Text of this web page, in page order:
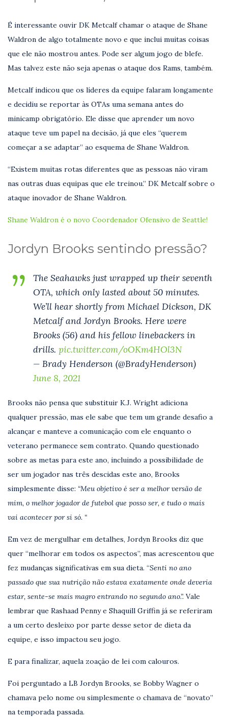
É interessante ouvir DK Metcalf chamar o ataque de Shane
Waldron de algo totalmente novo e que inclui muitas coisas
que ele não mostrou antes. Pode ser algum jogo de blefe.
Mas talvez este não seja apenas o ataque dos Rams, também.
Metcalf indicou que os líderes da equipe falaram longamente
e decidiu se reportar às OTAs uma semana antes do
minicamp obrigatório. Ele disse que aprender um novo
ataque teve um papel na decisão, já que eles “querem
começar a se adaptar” ao esquema de Shane Waldron.
“Existem muitas rotas diferentes que as pessoas não viram
nas outras duas equipas que ele treinou.” DK Metcalf sobre o
ataque inovador de Shane Waldron.
Shane Waldron é o novo Coordenador Ofensivo de Seattle!
Jordyn Brooks sentindo pressão?
The Seahawks just wrapped up their seventh
OTA, which only lasted about 50 minutes.
We’ll hear shortly from Michael Dickson, DK
Metcalf and Jordyn Brooks. Here were
Brooks (56) and his fellow linebackers in
drills. pic.twitter.com/oOKm4HOl3N
— Brady Henderson (@BradyHenderson)
June 8, 2021
Brooks não pensa que substituir K.J. Wright adiciona
qualquer pressão, mas ele sabe que tem um grande desafio a
alcançar e manteve a comunicação com ele enquanto o
veterano permanece sem contrato. Quando questionado
sobre as metas para este ano, incluindo a possibilidade de
ser um jogador nas três descidas este ano, Brooks
simplesmente disse: “Meu objetivo é ser a melhor versão de
mim, o melhor jogador de futebol que posso ser, e tudo o mais
vai acontecer por si só. “
Em vez de mergulhar em detalhes, Jordyn Brooks diz que
quer “melhorar em todos os aspectos”, mas acrescentou que
fez mudanças significativas em sua dieta. “Senti no ano
passado que sua nutrição não estava exatamente onde deveria
estar, sente-se mais magro entrando no segundo ano.”. Vale
lembrar que Rashaad Penny e Shaquill Griffin já se referiram
a um certo desleixo por parte desse setor de dieta da
equipe, e isso impactou seu jogo.
E para finalizar, aquela zoação de lei com calouros.
Foi perguntado a LB Jordyn Brooks, se Bobby Wagner o
chamava pelo nome ou simplesmente o chamava de “novato”
na temporada passada.